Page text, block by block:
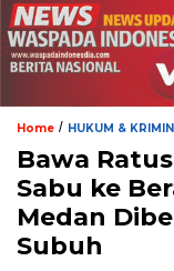
Home / HUKUM &
Bawa
Sabu ke
Medan
Subuh